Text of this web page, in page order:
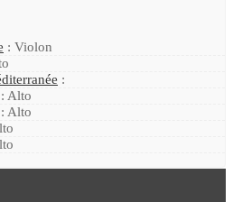
: Violon
:
: Alto
: Alto